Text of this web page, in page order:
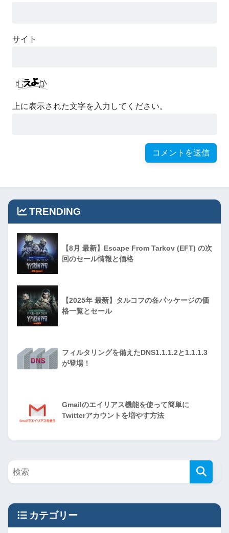
サイト
上に表示された文字を入力してください。
TRENDING
【8月 最新】Escape From Tarkov (EFT) の次
回のセール情報と価格
【2025年 最新】タルコフの各パッケージの価
格一覧とセール
フィルタリングを備えたDNS1.1.1.2と1.1.1.3
が登場！
Gmailのエイリアス機能を使って簡単に
Twitterアカウントを増やす方法
カテゴリー